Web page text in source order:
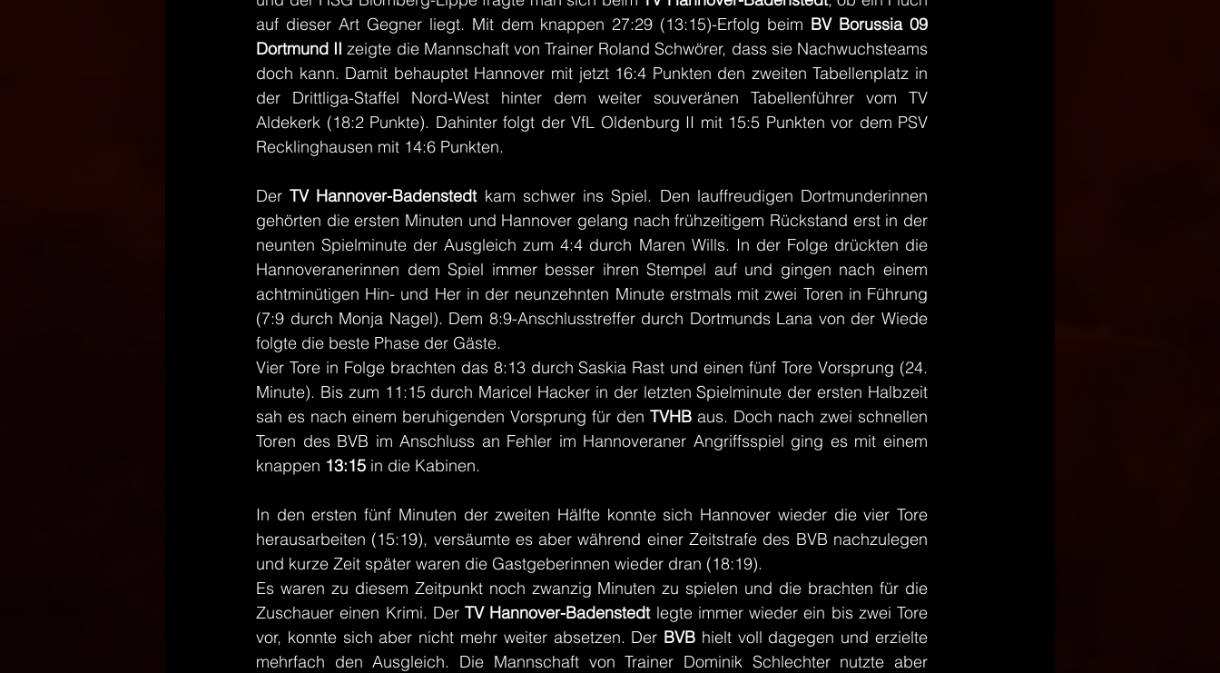
auf dieser Art Gegner liegt. Mit dem knappen 27:29 (13:15)-Erfolg beim BV Borussia 09
Dortmund II zeigte die Mannschaft von Trainer Roland Schwörer, dass sie Nachwuchsteams
doch kann. Damit behauptet Hannover mit jetzt 16:4 Punkten den zweiten Tabellenplatz in
der Drittliga-Staffel Nord-West hinter dem weiter souveränen Tabellenführer vom TV
Aldekerk (18:2 Punkte). Dahinter folgt der VfL Oldenburg II mit 15:5 Punkten vor dem PSV
Recklinghausen mit 14:6 Punkten.
Der TV Hannover-Badenstedt kam schwer ins Spiel. Den lauffreudigen Dortmunderinnen
gehörten die ersten Minuten und Hannover gelang nach frühzeitigem Rückstand erst in der
neunten Spielminute der Ausgleich zum 4:4 durch Maren Wills. In der Folge drückten die
Hannoveranerinnen dem Spiel immer besser ihren Stempel auf und gingen nach einem
achtminütigen Hin- und Her in der neunzehnten Minute erstmals mit zwei Toren in Führung
(7:9 durch Monja Nagel). Dem 8:9-Anschlusstreffer durch Dortmunds Lana von der Wiede
folgte die beste Phase der Gäste.
Vier Tore in Folge brachten das 8:13 durch Saskia Rast und einen fünf Tore Vorsprung (24.
Minute). Bis zum 11:15 durch Maricel Hacker in der letzten Spielminute der ersten Halbzeit
sah es nach einem beruhigenden Vorsprung für den TVHB aus. Doch nach zwei schnellen
Toren des BVB im Anschluss an Fehler im Hannoveraner Angriffsspiel ging es mit einem
knappen 13:15 in die Kabinen.
In den ersten fünf Minuten der zweiten Hälfte konnte sich Hannover wieder die vier Tore
herausarbeiten (15:19), versäumte es aber während einer Zeitstrafe des BVB nachzulegen
und kurze Zeit später waren die Gastgeberinnen wieder dran (18:19).
Es waren zu diesem Zeitpunkt noch zwanzig Minuten zu spielen und die brachten für die
Zuschauer einen Krimi. Der TV Hannover-Badenstedt legte immer wieder ein bis zwei Tore
vor, konnte sich aber nicht mehr weiter absetzen. Der BVB hielt voll dagegen und erzielte
mehrfach den Ausgleich. Die Mannschaft von Trainer Dominik Schlechter nutzte aber